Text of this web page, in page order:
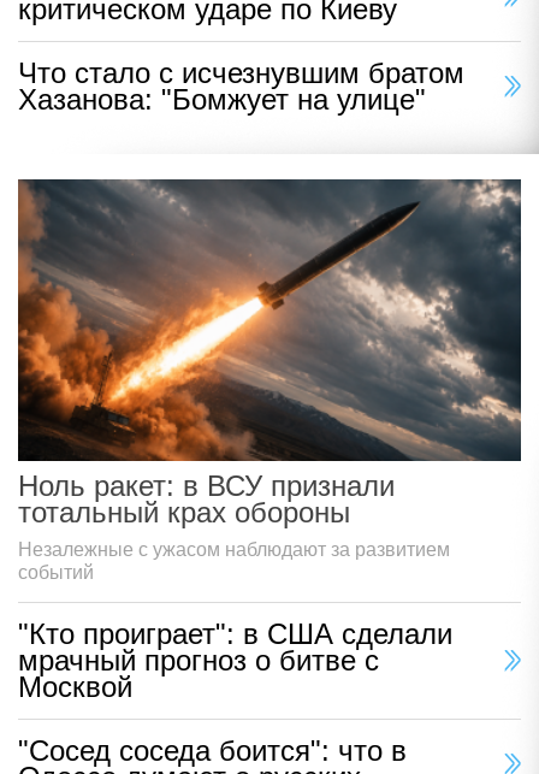
критическом ударе по Киеву
Что стало с исчезнувшим братом
Хазанова: "Бомжует на улице"
Ноль ракет: в ВСУ признали
тотальный крах обороны
Незалежные с ужасом наблюдают за развитием
событий
"Кто проиграет": в США сделали
мрачный прогноз о битве с
Москвой
"Сосед соседа боится": что в